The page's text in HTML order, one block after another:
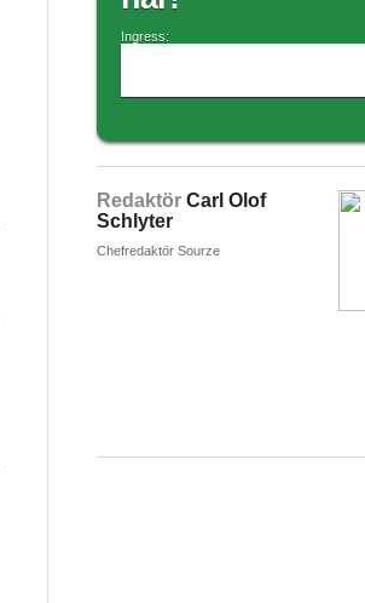
Ingress:
Redaktör Carl Olof
Schlyter
Chefredaktör Sourze